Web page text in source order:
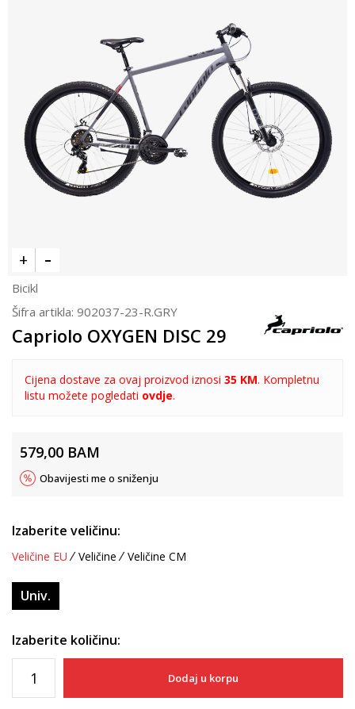
Bicikl
Šifra artikla: 902037-23-R.GRY
Capriolo OXYGEN DISC 29
Cijena dostave za ovaj proizvod iznosi 35 KM. Kompletnu
listu možete pogledati ovdje.
579,00 BAM
Obavijesti me o sniženju
Izaberite veličinu:
Veličine EU Veličine Veličine CM
Univ.
Izaberite količinu:
Dodaj u korpu